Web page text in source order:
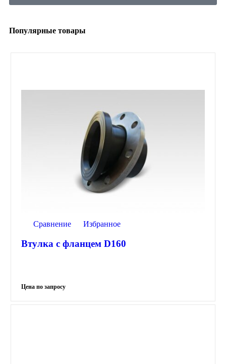
Популярные товары
Сравнение Избранное
Втулка с фланцем D160